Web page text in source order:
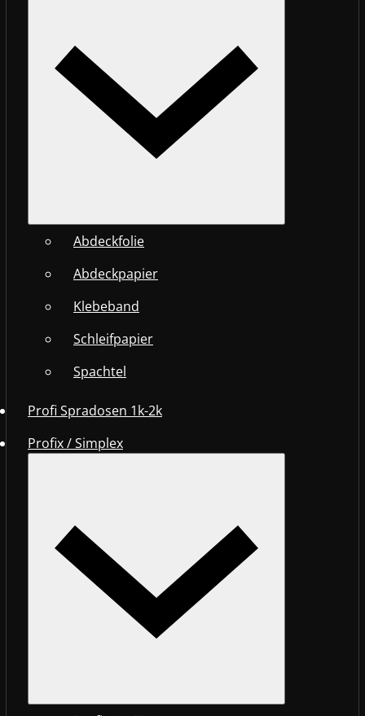
Abdeckfolie
Abdeckpapier
Klebeband
Schleifpapier
Spachtel
Profi Spradosen 1k-2k
Profix / Simplex